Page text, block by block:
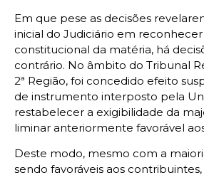
Em que pese as decisões
inicial do Judiciário em
constitucional da matéria, há
contrário. No âmbito do Tribunal
2ª Região, foi concedido efeito
de instrumento interposto pela
restabelecer a exigibilidade da
liminar anteriormente favorável
Deste modo, mesmo com a
sendo favoráveis aos